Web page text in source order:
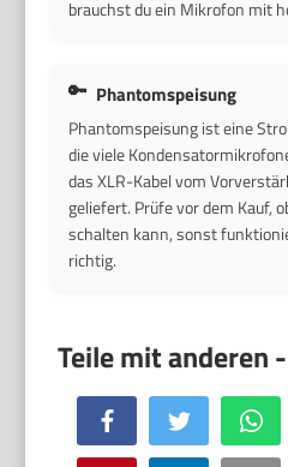
brauchst du ein Mikrofon mit
Phantomspeisung
Phantomspeisung ist eine
die viele
das XLR-Kabel vom
geliefert. Prüfe vor dem Kauf,
schalten kann, sonst
richtig.
Facebook Twitter